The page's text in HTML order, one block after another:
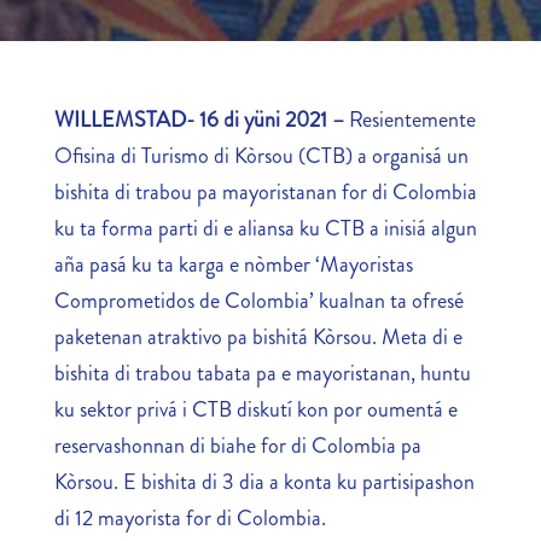
WILLEMSTAD- 16 di yüni 2021 –Resientemente
Ofisina di Turismo di Kòrsou (CTB) a organisá un
bishita di trabou pa mayoristanan for di Colombia
ku ta forma parti di e aliansa ku CTB a inisiá algun
aña pasá ku ta karga e nòmber ‘Mayoristas
Comprometidos de Colombia’ kualnan ta ofresé
paketenan atraktivo pa bishitá Kòrsou. Meta di e
bishita di trabou tabata pa e mayoristanan, huntu
ku sektor privá i CTB diskutí kon por oumentá e
reservashonnan di biahe for di Colombia pa
Kòrsou. E bishita di 3 dia a konta ku partisipashon
di 12 mayorista for di Colombia.